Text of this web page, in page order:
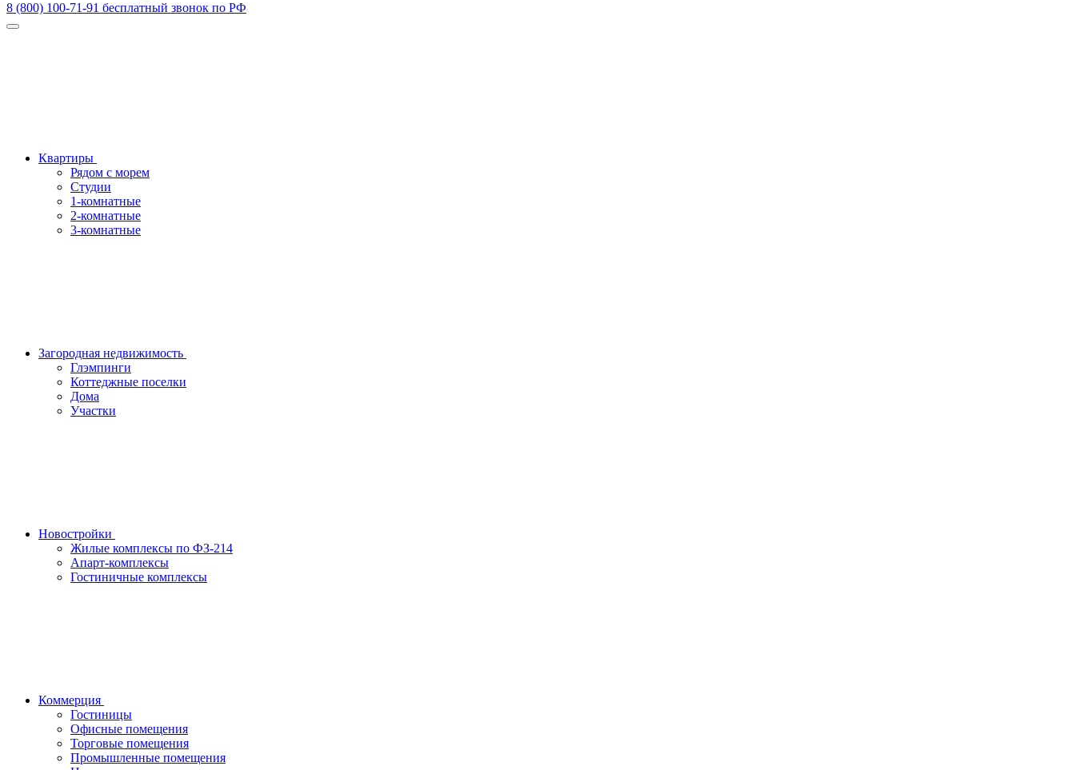
8 (800) 100-71-91 бесплатный звонок по РФ
Квартиры
Рядом с морем
Студии
1-комнатные
2-комнатные
3-комнатные
Загородная недвижимость
Глэмпинги
Коттеджные поселки
Дома
Участки
Новостройки
Жилые комплексы по ФЗ-214
Апарт-комплексы
Гостиничные комплексы
Коммерция
Гостиницы
Офисные помещения
Торговые помещения
Промышленные помещения